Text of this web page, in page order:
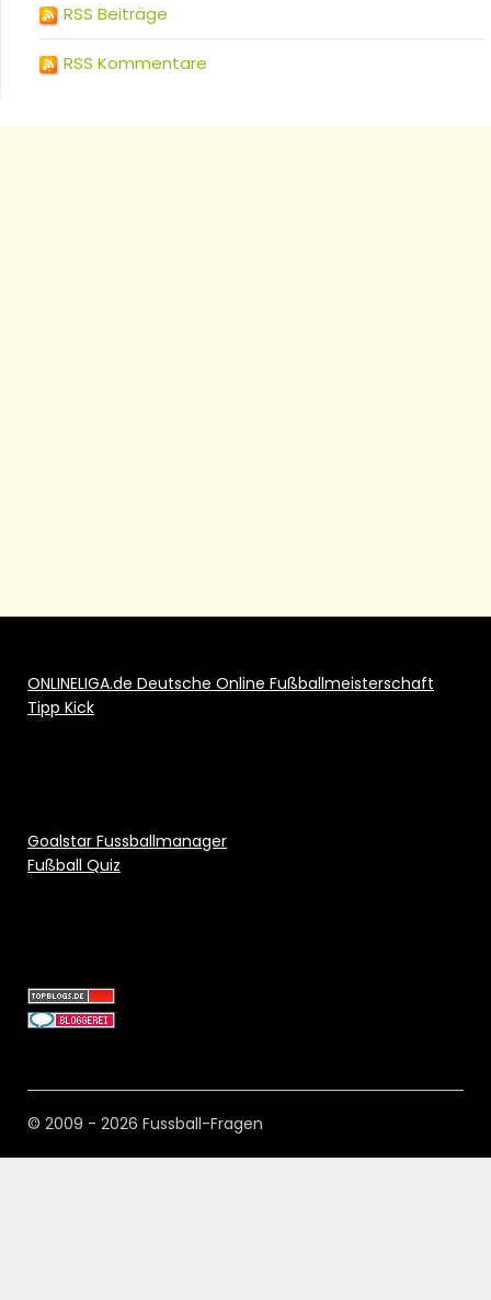
RSS Beiträge
RSS Kommentare
ONLINELIGA.de Deutsche Online Fußballmeisterschaft
Tipp Kick
Goalstar Fussballmanager
Fußball Quiz
© 2009 - 2026 Fussball-Fragen